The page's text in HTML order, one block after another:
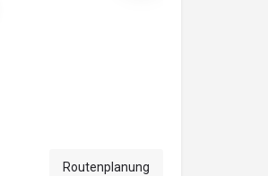
Routenplanung